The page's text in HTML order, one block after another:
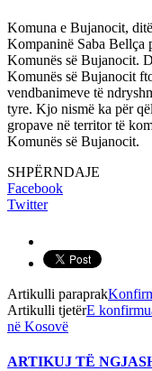
Komuna e Bujanocit,
Kompaninë Saba Bellça
Komunës së Bujanocit.
Komunës së Bujanocit
vendbanimeve të
tyre. Kjo nismë ka për
gropave në territor të
Komunës së Bujanocit.
SHPËRNDAJE
Facebook
Twitter
Artikulli paraprak
Artikulli tjetërE
në Kosovë
ARTIKUJ TË